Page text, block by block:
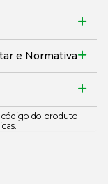
e Normativa
do produto